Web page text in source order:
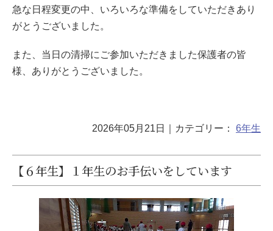
急な日程変更の中、いろいろな準備をしていただきあり
がとうございました。
また、当日の清掃にご参加いただきました保護者の皆
様、ありがとうございました。
2026年05月21日 ｜カテゴリー： 6年生
【６年生】１年生のお手伝いをしています